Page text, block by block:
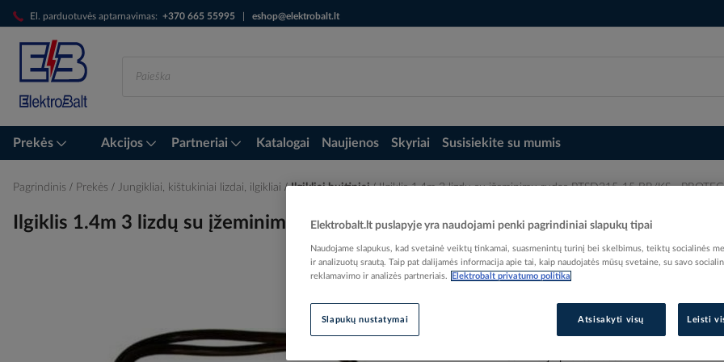
El. parduotuvės aptarnavimas: +370 665 55995 eshop@elektrobalt.lt
Skip
to
Content
Prekės Akcijos Partneriai Katalogai Naujienos Skyriai Susisiekite su mumis
Pagrindinis Prekės Jungikliai, kištukiniai lizdai, ilgikliai Ilgikliai buitiniai Ilgiklis 1.4m 3 lizdų su įžeminimu rudas PTSD315-15 BR/KS - PROTEC
Ilgiklis 1.4m 3 lizdų su įžeminimu rudas PTSD315-15 BR/KS - PROTEC
Elektrobalt prekės kodas
EAN kodas
Elektrobalt.lt puslapyje yra naudojami penki pagrindiniai slapukų tipai
Naudojame slapukus, kad svetainė veiktų tinkamai, suasmenintų turinį bei skelbimus, teiktų socialinės
ir analizuotų srautą. Taip pat dalijamės informacija apie tai, kaip naudojatės mūsų svetaine, su savo
reklamavimo ir analizės partneriais.
Elektrobalt privatumo politika
Slapukų nustatymai Atsisakyti visų Leisti